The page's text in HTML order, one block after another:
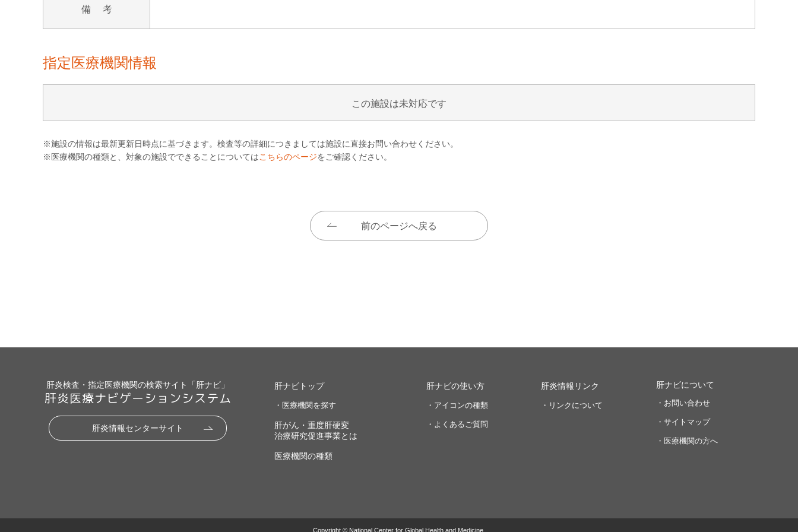
備 考
指定医療機関情報
この施設は未対応です
※施設の情報は最新更新日時点に基づきます。検査等の詳細につきましては施設に直接お問い合わせください。
※医療機関の種類と、対象の施設でできることについてはこちらのページをご確認ください。
前のページへ戻る
肝炎検査・指定医療機関の検索サイト「肝ナビ」
肝炎医療ナビゲーションシステム
肝炎情報センターサイト
肝ナビトップ
・医療機関を探す
肝がん・重度肝硬変
治療研究促進事業とは
医療機関の種類
肝ナビの使い方
・アイコンの種類
・よくあるご質問
肝炎情報リンク
・リンクについて
肝ナビについて
・お問い合わせ
・サイトマップ
・医療機関の方へ
Copyright © National Center for Global Health and Medicine.